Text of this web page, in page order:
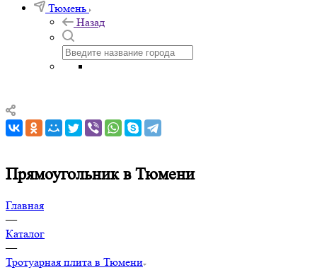
Тюмень
Назад
Прямоугольник в Тюмени
Главная
—
Каталог
—
Тротуарная плита в Тюмени